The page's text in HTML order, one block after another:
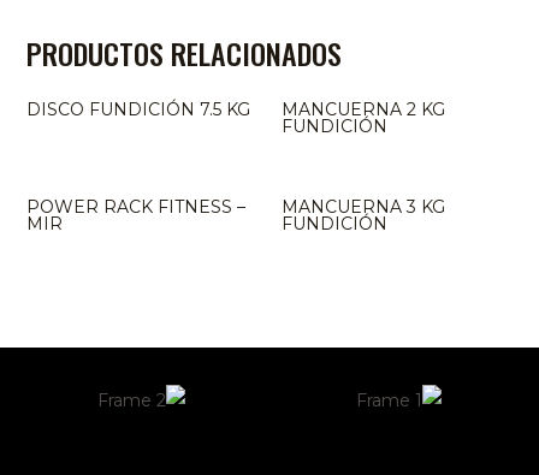
PRODUCTOS RELACIONADOS
DISCO FUNDICIÓN 7.5 KG MANCUERNA 2 KG
FUNDICIÓN
POWER RACK FITNESS –
MIR
MANCUERNA 3 KG
FUNDICIÓN